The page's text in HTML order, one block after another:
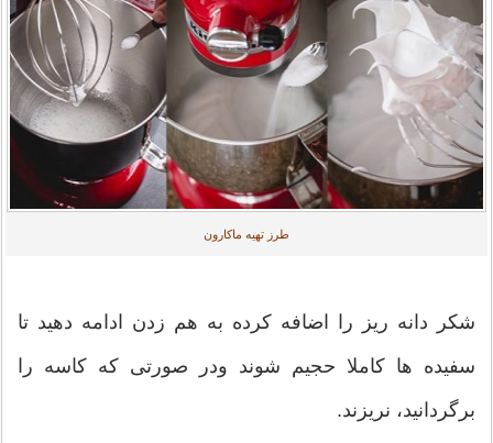
طرز تهیه ماکارون
شکر دانه ریز را اضافه کرده به هم زدن ادامه دهید تا
سفیده ها کاملا حجیم شوند ودر صورتی که کاسه را
برگردانید، نریزند.